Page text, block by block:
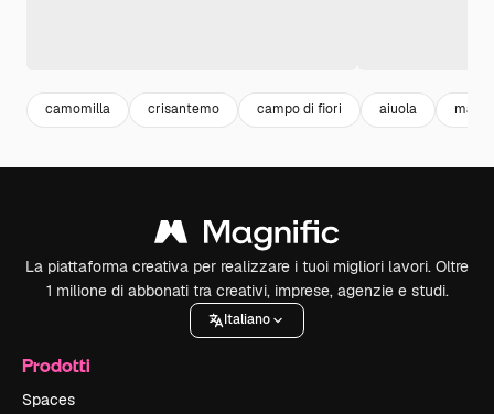
camomilla crisantemo campo di fiori aiuola
La piattaforma creativa per realizzare i tuoi migliori lavori. Oltre
1 milione di abbonati tra creativi, imprese, agenzie e studi.
Italiano
Prodotti
Spaces